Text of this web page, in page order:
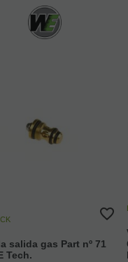
salida gas Part nº 71
Tech.